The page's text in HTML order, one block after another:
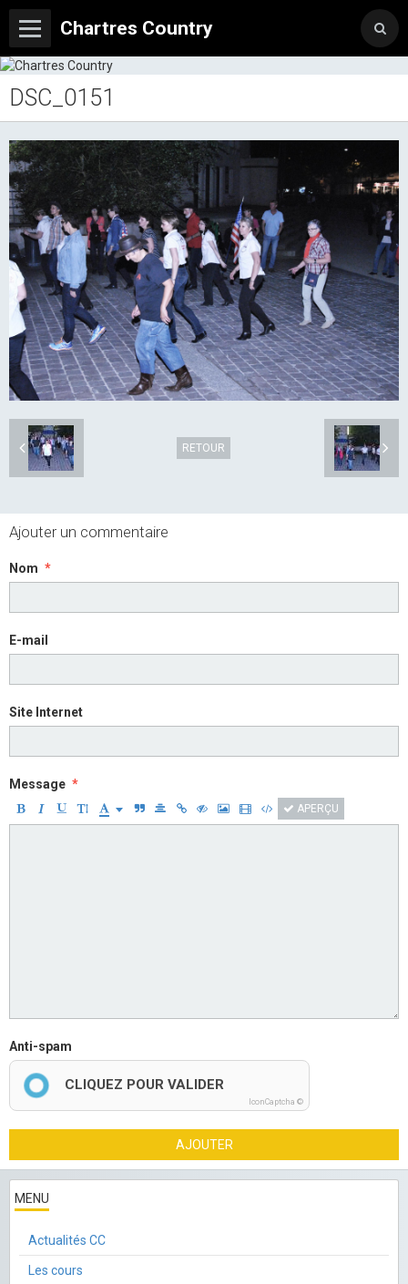
Chartres Country
DSC_0151
RETOUR
Ajouter un commentaire
Nom
E-mail
Site Internet
Message
APERÇU
Anti-spam
CLIQUEZ POUR VALIDER
IconCaptcha ©
AJOUTER
MENU
Actualités CC
Les cours